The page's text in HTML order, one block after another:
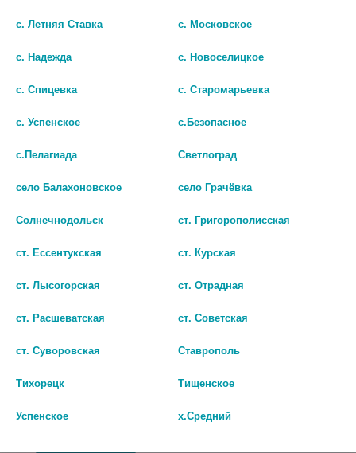
ФЛ. КАПЛИ ГЛАЗНЫЕ 0277
1192
В КОРЗИНУ
КАП 5МЛ 1466
1477
В КОРЗИНУ
АЗАРГА 5МЛ. КАПЛИ Д/ГЛАЗ
с. Летняя Ставка с. Московское
с. Надежда с. Новоселицкое
с. Спицевка с. Старомарьевка
с. Успенское с.Безопасное
с.Пелагиада Светлоград
село Балахоновское село Грачёвка
Солнечнодольск ст. Григорополисская
ст. Ессентукская ст. Курская
ст. Лысогорская ст. Отрадная
ст. Расшеватская ст. Советская
ст. Суворовская Ставрополь
Тихорецк Тищенское
Успенское х.Средний